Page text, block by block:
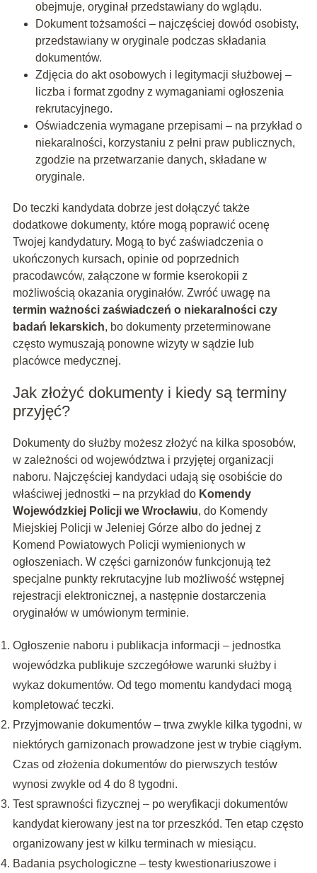
obejmuje, oryginał przedstawiany do wglądu.
Dokument tożsamości – najczęściej dowód osobisty,
przedstawiany w oryginale podczas składania
dokumentów.
Zdjęcia do akt osobowych i legitymacji służbowej –
liczba i format zgodny z wymaganiami ogłoszenia
rekrutacyjnego.
Oświadczenia wymagane przepisami – na przykład o
niekaralności, korzystaniu z pełni praw publicznych,
zgodzie na przetwarzanie danych, składane w
oryginale.
Do teczki kandydata dobrze jest dołączyć także
dodatkowe dokumenty, które mogą poprawić ocenę
Twojej kandydatury. Mogą to być zaświadczenia o
ukończonych kursach, opinie od poprzednich
pracodawców, załączone w formie kserokopii z
możliwością okazania oryginałów. Zwróć uwagę na
termin ważności zaświadczeń o niekaralności czy
badań lekarskich, bo dokumenty przeterminowane
często wymuszają ponowne wizyty w sądzie lub
placówce medycznej.
Jak złożyć dokumenty i kiedy są terminy
przyjęć?
Dokumenty do służby możesz złożyć na kilka sposobów,
w zależności od województwa i przyjętej organizacji
naboru. Najczęściej kandydaci udają się osobiście do
właściwej jednostki – na przykład do Komendy
Wojewódzkiej Policji we Wrocławiu, do Komendy
Miejskiej Policji w Jeleniej Górze albo do jednej z
Komend Powiatowych Policji wymienionych w
ogłoszeniach. W części garnizonów funkcjonują też
specjalne punkty rekrutacyjne lub możliwość wstępnej
rejestracji elektronicznej, a następnie dostarczenia
oryginałów w umówionym terminie.
Ogłoszenie naboru i publikacja informacji – jednostka
wojewódzka publikuje szczegółowe warunki służby i
wykaz dokumentów. Od tego momentu kandydaci mogą
kompletować teczki.
Przyjmowanie dokumentów – trwa zwykle kilka tygodni, w
niektórych garnizonach prowadzone jest w trybie ciągłym.
Czas od złożenia dokumentów do pierwszych testów
wynosi zwykle od 4 do 8 tygodni.
Test sprawności fizycznej – po weryfikacji dokumentów
kandydat kierowany jest na tor przeszkód. Ten etap często
organizowany jest w kilku terminach w miesiącu.
Badania psychologiczne – testy kwestionariuszowe i